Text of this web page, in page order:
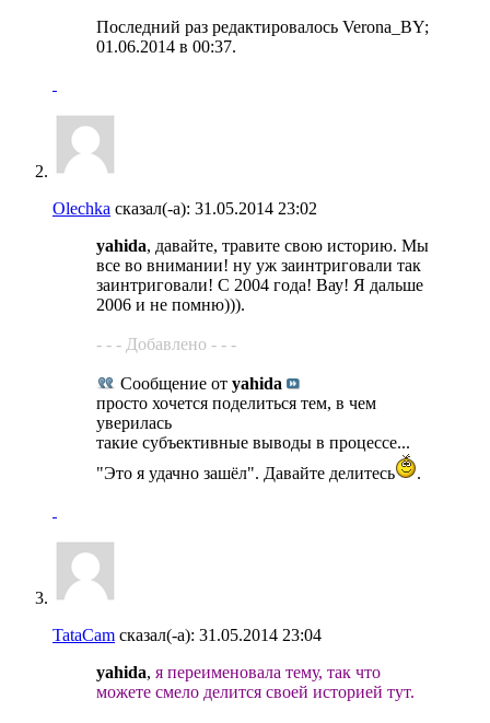
Последний раз редактировалось Verona_BY;
01.06.2014 в 00:37.
Olechka сказал(-а): 31.05.2014 23:02
yahida, давайте, травите свою историю. Мы
все во внимании! ну уж заинтриговали так
заинтриговали! С 2004 года! Вау! Я дальше
2006 и не помню))).
- - - Добавлено - - -
Сообщение от yahida
просто хочется поделиться тем, в чем
уверилась
такие субъективные выводы в процессе...
"Это я удачно зашёл". Давайте делитесь
.
TataCam сказал(-а): 31.05.2014 23:04
yahida, я переименовала тему, так что
можете смело делится своей историей тут.